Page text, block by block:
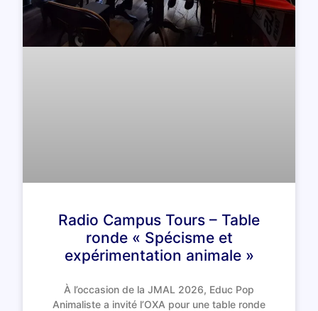
Radio Campus Tours – Table
ronde « Spécisme et
expérimentation animale »
À l’occasion de la JMAL 2026, Educ Pop
Animaliste a invité l’OXA pour une table ronde